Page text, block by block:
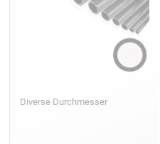
Diverse Durchmesser